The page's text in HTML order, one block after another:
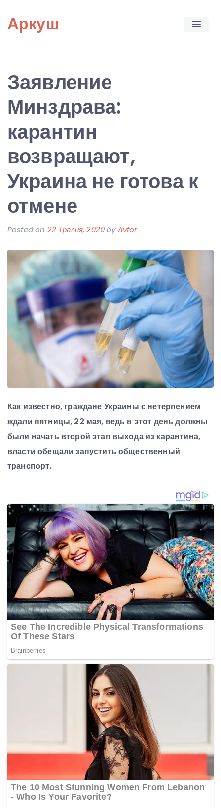
content
Аркуш
Заявление
Минздрава:
карантин
возвращают,
Украина не готова к
отмене
Posted on 22 Травня, 2020byAvtor
Как известно, граждане Украины с нетерпением
ждали пятницы, 22 мая, ведь в этот день должны
были начать второй этап выхода из карантина,
власти обещали запустить общественный
транспорт.